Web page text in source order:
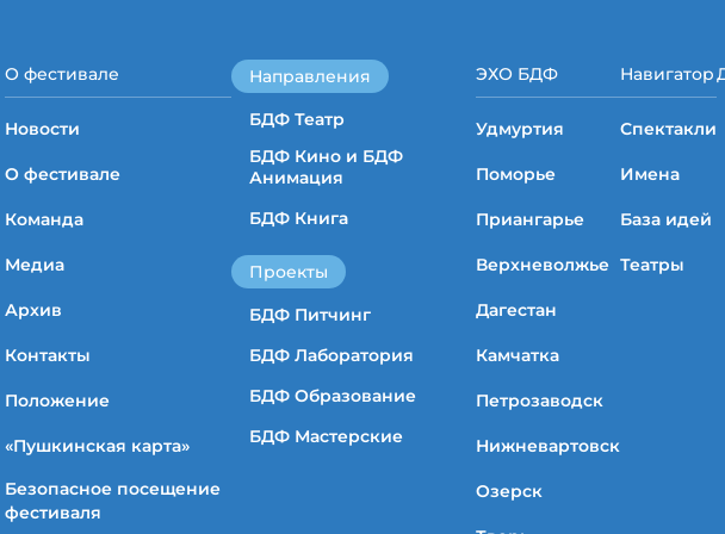
О фестивале
Новости
О фестивале
Команда
Медиа
Архив
Контакты
Положение
«Пушкинская карта»
Безопасное посещение
фестиваля
Направления
БДФ Театр
БДФ Кино и БДФ
Анимация
БДФ Книга
Проекты
БДФ Питчинг
БДФ Лаборатория
БДФ Образование
БДФ Мастерские
ЭХО БДФ
Удмуртия
Поморье
Приангарье
Верхневолжье
Дагестан
Камчатка
Петрозаводск
Нижневартовск
Озерск
Навигатор
Спектакли
Имена
База идей
Театры